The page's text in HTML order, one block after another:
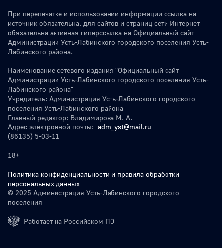
При перепечатке и использовании информации ссылка на
источник обязательна. для сайтов и страниц сети Интернет
обязательна активная гиперссылка на Официальный сайт
Администрации Усть-Лабинского городского поселения Усть-
Лабинского района.
Наименование сетевого издания "Официальный сайт
Администрации Усть-Лабинского городского поселения Усть-
Лабинского района"
Учредитель: Администрация Усть-Лабинского городского
поселения Усть-Лабинского района
Главный редактор: Владимирова М. А.
Адрес электронной почты: adm_yst@mail.ru
(86135) 5-03-11
18+
Политика конфиденциальности и правила обработки
персональных данных
© 2025 Администрация Усть-Лабинского городского
поселения
Работает на Российском ПО